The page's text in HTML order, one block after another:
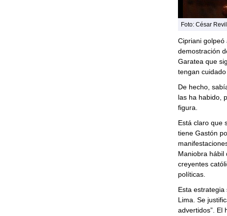
Foto: César
Cipriani golpeó
demostración
Garatea que
tengan
De hecho,
las ha habido,
figura.
Está claro que
tiene Gastón
Maniobra hábil
creyentes
políticas.
Esta
Lima. Se
advertidos”. El